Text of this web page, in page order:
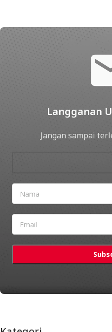
Langganan
Jangan sampai